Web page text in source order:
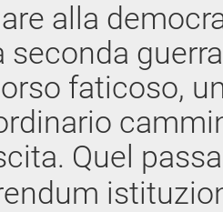
alla
seconda
faticoso,
Quel